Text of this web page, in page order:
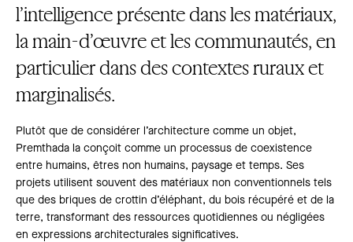
l’intelligence présente dans les matériaux,
la main-d’œuvre et les communautés, en
particulier dans des contextes ruraux et
marginalisés.
Plutôt que de considérer l’architecture comme un objet,
Premthada la conçoit comme un processus de coexistence
entre humains, êtres non humains, paysage et temps. Ses
projets utilisent souvent des matériaux non conventionnels tels
que des briques de crottin d’éléphant, du bois récupéré et de la
terre, transformant des ressources quotidiennes ou négligées
en expressions architecturales significatives.